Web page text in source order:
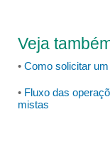
Veja
• Como solicitar
• Fluxo das
mistas